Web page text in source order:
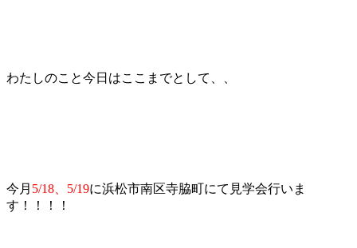
わたしのこと今日はここまでとして、、
今月 5/18、5/19に浜松市南区寺脇町にて 見学会行いま
す！！！！